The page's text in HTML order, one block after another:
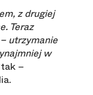
z drugiej
Teraz
utrzymanie
w
–